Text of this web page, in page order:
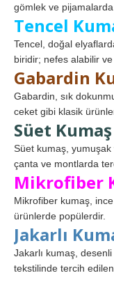
gömlek ve
Tencel
Tencel, doğal
biridir; nefes alabilir ve
Gabardin
Gabardin, sık
ceket gibi klasik
Süet
Süet kumaş, yumuşak
çanta ve montlarda
Mikrofiber
Mikrofiber kumaş,
ürünlerde popülerdir.
Jakarlı
Jakarlı kumaş,
tekstilinde tercih edilen